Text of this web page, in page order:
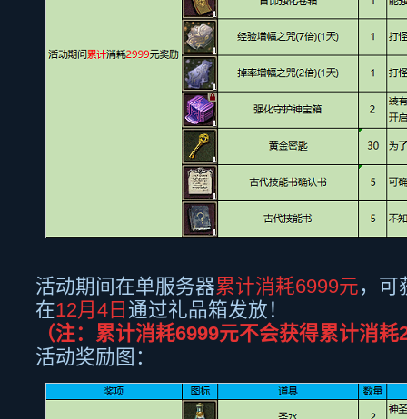
活动期间在单服务器累计消耗6999元，可
在12月 4 日 通过礼品箱发放！
（注：累计消耗6999元不会获得累计消耗
活动奖励图：